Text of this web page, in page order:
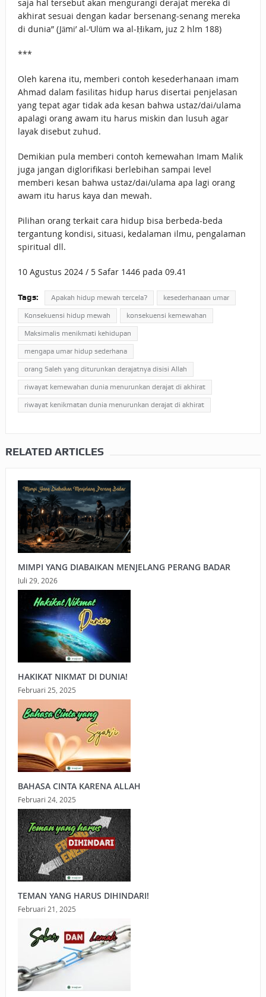
saja hal tersebut akan mengurangi derajat mereka di
akhirat sesuai dengan kadar bersenang-senang mereka
di dunia” (Jāmi’ al-‘Ulūm wa al-Ḥikam, juz 2 hlm 188)
***
Oleh karena itu, memberi contoh kesederhanaan imam
Ahmad dalam fasilitas hidup harus disertai penjelasan
yang tepat agar tidak ada kesan bahwa ustaz/dai/ulama
apalagi orang awam itu harus miskin dan lusuh agar
layak disebut zuhud.
Demikian pula memberi contoh kemewahan Imam Malik
juga jangan diglorifikasi berlebihan sampai level
memberi kesan bahwa ustaz/dai/ulama apa lagi orang
awam itu harus kaya dan mewah.
Pilihan orang terkait cara hidup bisa berbeda-beda
tergantung kondisi, situasi, kedalaman ilmu, pengalaman
spiritual dll.
10 Agustus 2024 / 5 Safar 1446 pada 09.41
Tags: Apakah hidup mewah tercela? kesederhanaan umar
Konsekuensi hidup mewah konsekuensi kemewahan
Maksimalis menikmati kehidupan
mengapa umar hidup sederhana
orang Saleh yang diturunkan derajatnya disisi Allah
riwayat kemewahan dunia menurunkan derajat di akhirat
riwayat kenikmatan dunia menurunkan derajat di akhirat
RELATED ARTICLES
MIMPI YANG DIABAIKAN MENJELANG PERANG BADAR
Juli 29, 2026
HAKIKAT NIKMAT DI DUNIA!
Februari 25, 2025
BAHASA CINTA KARENA ALLAH
Februari 24, 2025
TEMAN YANG HARUS DIHINDARI!
Februari 21, 2025